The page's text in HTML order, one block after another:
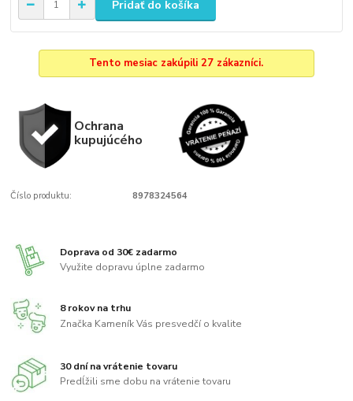
Pridať do košíka
Tento mesiac zakúpili 27 zákazníci.
Ochrana
kupujúcého
Číslo produktu: 8978324564
Doprava od 30€ zadarmo
Využite dopravu úplne zadarmo
8 rokov na trhu
Značka Kameník Vás presvedčí o kvalite
30 dní na vrátenie tovaru
Predĺžili sme dobu na vrátenie tovaru